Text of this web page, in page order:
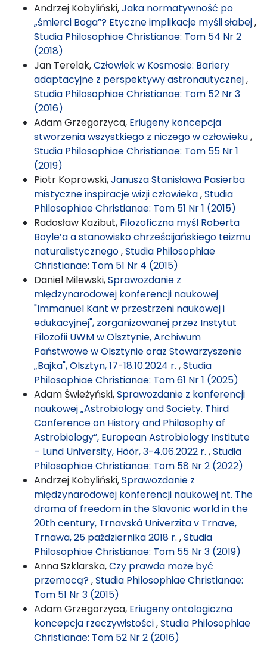
Andrzej Kobyliński,Jaka normatywność po
„śmierci Boga”? Etyczne implikacje myśli słabej,
Studia Philosophiae Christianae: Tom 54 Nr 2
(2018)
Jan Terelak,Człowiek w Kosmosie: Bariery
adaptacyjne z perspektywy astronautycznej,
Studia Philosophiae Christianae: Tom 52 Nr 3
(2016)
Adam Grzegorzyca, Eriugeny koncepcja
stworzenia wszystkiego z niczego w człowieku,
Studia Philosophiae Christianae: Tom 55 Nr 1
(2019)
Piotr Koprowski,Janusza Stanisława Pasierba
mistyczne inspiracje wizji człowieka,Studia
Philosophiae Christianae: Tom 51 Nr 1 (2015)
Radosław Kazibut, Filozoficzna myśl Roberta
Boyle’a a stanowisko chrześcijańskiego teizmu
naturalistycznego,Studia Philosophiae
Christianae: Tom 51 Nr 4 (2015)
Daniel Milewski,Sprawozdanie z
międzynarodowej konferencji naukowej
"Immanuel Kant w przestrzeni naukowej i
edukacyjnej", zorganizowanej przez Instytut
Filozofii UWM w Olsztynie, Archiwum
Państwowe w Olsztynie oraz Stowarzyszenie
„Bajka", Olsztyn, 17-18.10.2024 r. ,Studia
Philosophiae Christianae: Tom 61 Nr 1 (2025)
Adam Świeżyński,Sprawozdanie z konferencji
naukowej „Astrobiology and Society. Third
Conference on History and Philosophy of
Astrobiology”, European Astrobiology Institute
– Lund University, Höör, 3-4.06.2022 r. ,Studia
Philosophiae Christianae: Tom 58 Nr 2 (2022)
Andrzej Kobyliński,Sprawozdanie z
międzynarodowej konferencji naukowej nt. The
drama of freedom in the Slavonic world in the
20th century, Trnavská Univerzita v Trnave,
Trnawa, 25 października 2018 r. ,Studia
Philosophiae Christianae: Tom 55 Nr 3 (2019)
Anna Szklarska,Czy prawda może być
przemocą?,Studia Philosophiae Christianae:
Tom 51 Nr 3 (2015)
Adam Grzegorzyca, Eriugeny ontologiczna
koncepcja rzeczywistości,Studia Philosophiae
Christianae: Tom 52 Nr 2 (2016)